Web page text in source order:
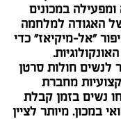
במכונים
של האגודה למלחמה
"אל-מיקיאז" כדי
לנשים חולות סרטן
מחברת
נשים בזמן קבלת
במכון. מיותר לציין